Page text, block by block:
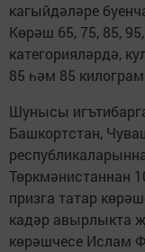
кагыйдәләре
Көрәш 65, 75, 85,
категорияләрдә,
85 һәм 85
Шунысы
Башкортстан,
Төркмәнистаннан
призга татар
кадәр авырлыкта
көрәшчесе Ислам